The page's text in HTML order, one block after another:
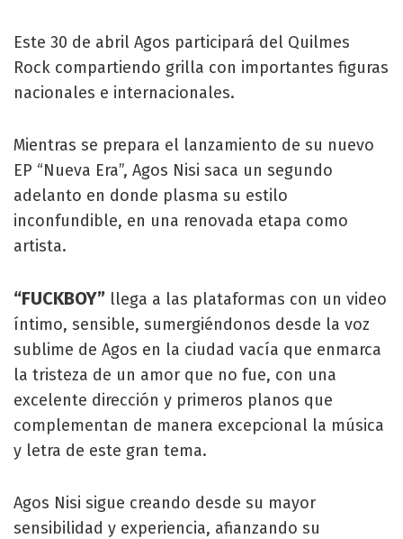
Este 30 de abril Agos participará del Quilmes
Rock compartiendo grilla con importantes figuras
nacionales e internacionales.
Mientras se prepara el lanzamiento de su nuevo
EP “Nueva Era”, Agos Nisi saca un segundo
adelanto en donde plasma su estilo
inconfundible, en una renovada etapa como
artista.
“FUCKBOY” llega a las plataformas con un video
íntimo, sensible, sumergiéndonos desde la voz
sublime de Agos en la ciudad vacía que enmarca
la tristeza de un amor que no fue, con una
excelente dirección y primeros planos que
complementan de manera excepcional la música
y letra de este gran tema.
Agos Nisi sigue creando desde su mayor
sensibilidad y experiencia, afianzando su